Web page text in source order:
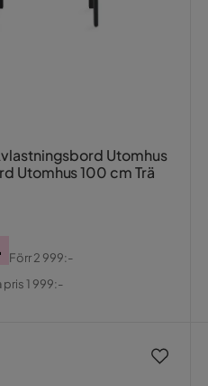
Utomhus
Utomhus 100 cm Trä
Förr2 999:-
1 999:-